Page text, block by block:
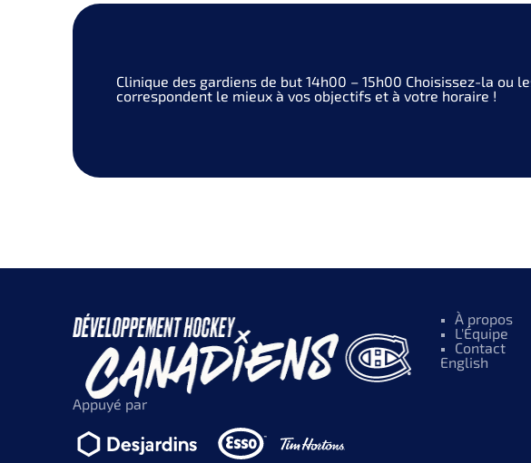
Clinique des gardiens de but 14h00 – 15h00 Choisissez-la ou
correspondent le mieux à vos objectifs et à votre horaire !
Appuyé par
À propos
L'Équipe
Contact
English